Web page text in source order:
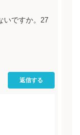
いですか。27
返信する